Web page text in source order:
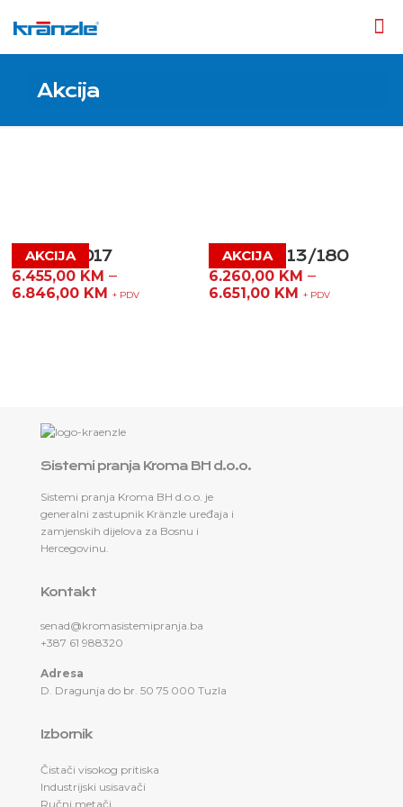
Akcija
Therm 1017
6.455,00 KM –
6.846,00 KM + PDV
Therm C 13/180
6.260,00 KM –
6.651,00 KM + PDV
Sistemi pranja Kroma BH d.o.o.
Sistemi pranja Kroma BH d.o.o. je
generalni zastupnik Kränzle uređaja i
zamjenskih dijelova za Bosnu i
Hercegovinu.
Kontakt
senad@kromasistemipranja.ba
+387 61 988320
Adresa
D. Dragunja do br. 50 75 000 Tuzla
Izbornik
Čistači visokog pritiska
Industrijski usisavači
Ručni metači